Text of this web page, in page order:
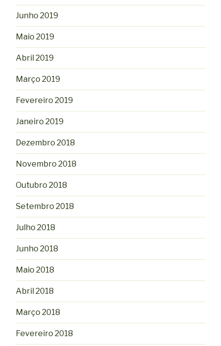
Junho 2019
Maio 2019
Abril 2019
Março 2019
Fevereiro 2019
Janeiro 2019
Dezembro 2018
Novembro 2018
Outubro 2018
Setembro 2018
Julho 2018
Junho 2018
Maio 2018
Abril 2018
Março 2018
Fevereiro 2018